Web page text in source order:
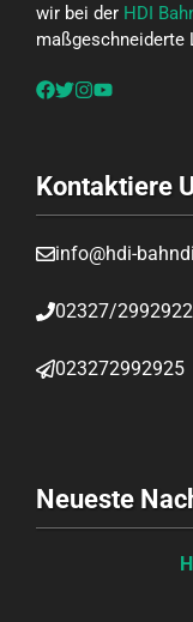
wir bei der HDI
maßgeschneiderte
Kontaktiere
info@hdi-
02327/2992922
023272992925
Neueste